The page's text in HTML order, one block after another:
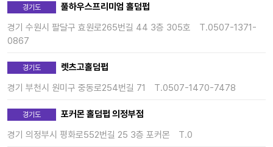
경기도
풀하우스프리미엄 홀덤펍
경기 수원시 팔달구 효원로265번길 44 3층 305호
T.0507-1371-
0867
경기도
렛츠고홀덤펍
경기 부천시 원미구 중동로254번길 71
T.0507-1470-7478
경기도
포커몬 홀덤펍 의정부점
경기 의정부시 평화로552번길 25 3층 포커몬
T.0